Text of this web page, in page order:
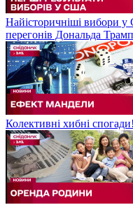
Найісторичніші вибори
перегонів Дональда
Колективні хибні